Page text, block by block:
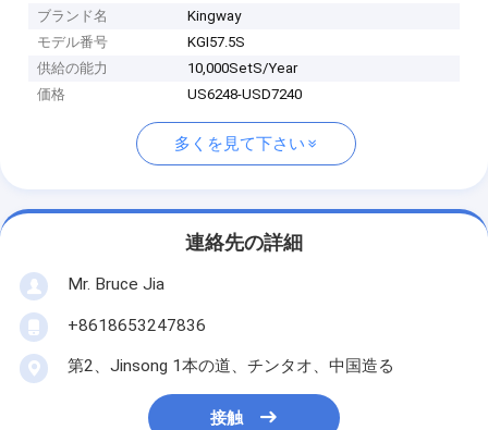
ブランド名
Kingway
モデル番号
KGI57.5S
供給の能力
10,000SetS/Year
価格
US6248-USD7240
多くを見て下さい
連絡先の詳細
Mr. Bruce Jia
+8618653247836
第2、Jinsong 1本の道、チンタオ、中国造る
接触